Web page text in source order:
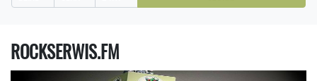
ROCKSERWIS.FM